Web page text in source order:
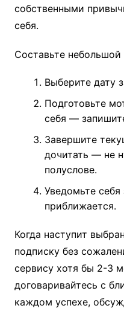
собственными
себя.
Составьте
Выберите дату
Подготовьте
себя —
Завершите
дочитать — не
полуслове.
Уведомьте себя
приближается.
Когда наступит
подписку без
сервису хотя бы 2-3
договаривайтесь с
каждом успехе,